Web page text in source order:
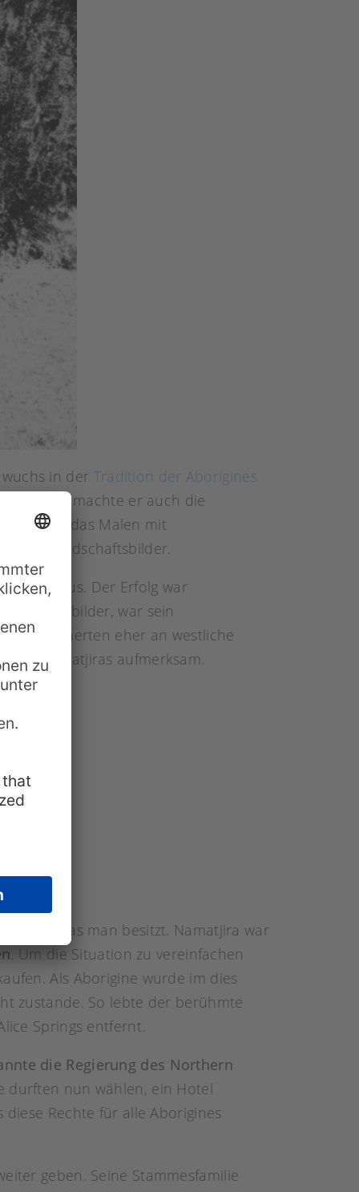
in der Tradition der Aborigines
an. So machte er auch die
Albert das Malen mit
für Landschaftsbilder.
aus. Der Erfolg war
war sein
und erinnerten eher an westliche
Namatjiras aufmerksam.
was man besitzt. Namatjira war
. Um die Situation zu vereinfachen
Als Aborigine wurde im dies
zustande. So lebte der berühmte
Springs entfernt.
die Regierung des Northern
durften nun wählen, ein Hotel
Rechte für alle Aborigines
geben. Seine Stammesfamilie